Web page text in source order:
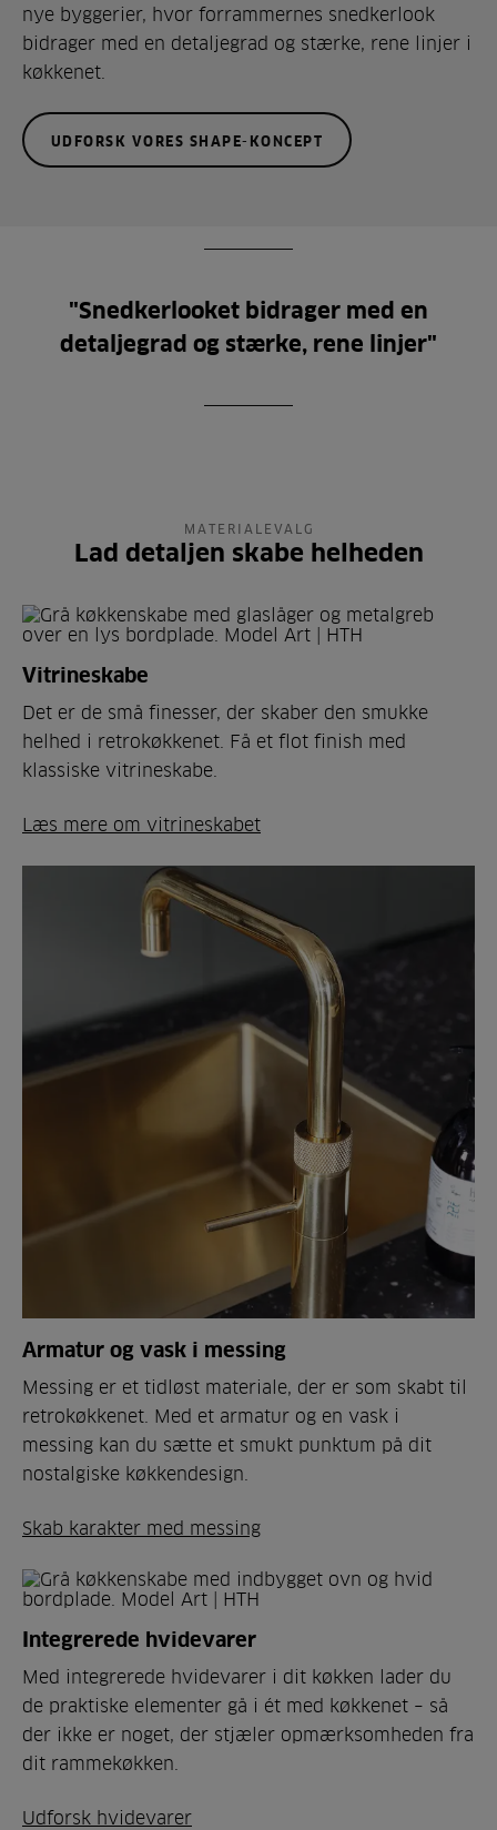
nye byggerier, hvor forrammernes snedkerlook
bidrager med en detaljegrad og stærke, rene linjer i
køkkenet.
UDFORSK VORES SHAPE-KONCEPT
"Snedkerlooket bidrager med en
detaljegrad og stærke, rene linjer"
MATERIALEVALG
Lad detaljen skabe helheden
Vitrineskabe
Det er de små finesser, der skaber den smukke
helhed i retrokøkkenet. Få et flot finish med
klassiske vitrineskabe.
Læs mere om vitrineskabet
Armatur og vask i messing
Messing er et tidløst materiale, der er som skabt til
retrokøkkenet. Med et armatur og en vask i
messing kan du sætte et smukt punktum på dit
nostalgiske køkkendesign.
Skab karakter med messing
Integrerede hvidevarer
Med integrerede hvidevarer i dit køkken lader du
de praktiske elementer gå i ét med køkkenet – så
der ikke er noget, der stjæler opmærksomheden fra
dit rammekøkken.
Udforsk hvidevarer